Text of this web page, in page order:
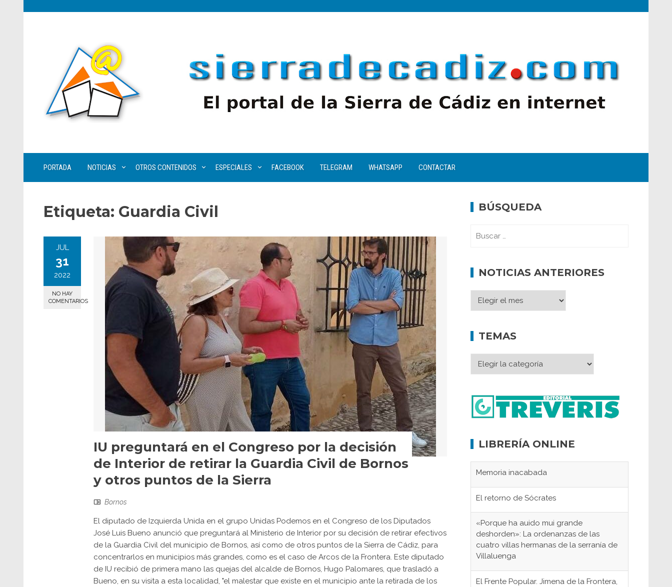
PORTADA NOTICIAS OTROS CONTENIDOS ESPECIALES FACEBOOK TELEGRAM WHATSAPP CONTACTAR
Etiqueta: Guardia Civil
JUL
31
2022
NO HAY
COMENTARIOS
IU preguntará en el Congreso por la decisión
de Interior de retirar la Guardia Civil de Bornos
y otros puntos de la Sierra
Bornos
El diputado de Izquierda Unida en el grupo Unidas Podemos en el Congreso de los Diputados
José Luis Bueno anunció que preguntará al Ministerio de Interior por su decisión de retirar efectivos
de la Guardia Civil del municipio de Bornos, así como de otros puntos de la Sierra de Cádiz, para
concentrarlos en municipios más grandes, como es el caso de Arcos de la Frontera. Este diputado
de IU recibió de primera mano las quejas del alcalde de Bornos, Hugo Palomares, que trasladó a
Bueno, en su visita a esta localidad, "el malestar que existe en el municipio ante la retirada de los
BÚSQUEDA
NOTICIAS ANTERIORES
TEMAS
LIBRERÍA ONLINE
Memoria inacabada
El retorno de Sócrates
«Porque ha auido mui grande
deshorden»: La ordenanzas de las
cuatro villas hermanas de la serranía de
Villaluenga
El Frente Popular. Jimena de la Frontera,